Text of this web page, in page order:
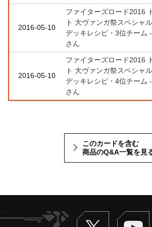
2016-05-10
ファイターズロード2016
ト 大ヴァンガ祭スペシャ
デッキレシピ・3位チー
さん
2016-05-10
ファイターズロード2016
ト 大ヴァンガ祭スペシャ
デッキレシピ・4位チー
さん
このカードを含む
商品のQ&A一覧を見
Twitter